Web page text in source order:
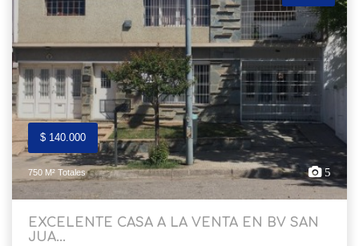
$ 140.000
750 M² Totales 5
EXCELENTE CASA A LA VENTA EN BV SAN
JUA...